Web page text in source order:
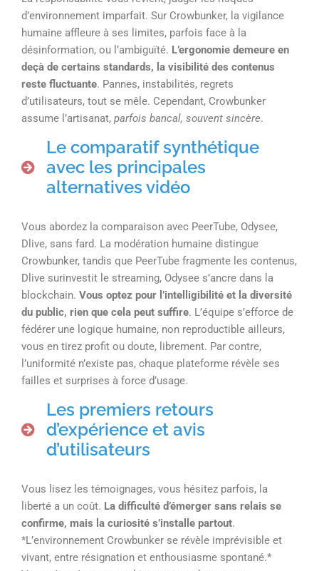
d’environnement imparfait. Sur Crowbunker, la vigilance
humaine affleure à ses limites, parfois face à la
désinformation, ou l’ambiguïté. L’ergonomie demeure en
deçà de certains standards, la visibilité des contenus
reste fluctuante. Pannes, instabilités, regrets
d’utilisateurs, tout se mêle. Cependant, Crowbunker
assume l’artisanat, parfois bancal, souvent sincère.
Le comparatif synthétique
avec les principales
alternatives vidéo
Vous abordez la comparaison avec PeerTube, Odysee,
Dlive, sans fard. La modération humaine distingue
Crowbunker, tandis que PeerTube fragmente les contenus,
Dlive surinvestit le streaming, Odysee s’ancre dans la
blockchain. Vous optez pour l’intelligibilité et la diversité
du public, rien que cela peut suffire. L’équipe s’efforce de
fédérer une logique humaine, non reproductible ailleurs,
vous en tirez profit ou doute, librement. Par contre,
l’uniformité n’existe pas, chaque plateforme révèle ses
failles et surprises à force d’usage.
Les premiers retours
d’expérience et avis
d’utilisateurs
Vous lisez les témoignages, vous hésitez parfois, la
liberté a un coût. La difficulté d’émerger sans relais se
confirme, mais la curiosité s’installe partout.
*L’environnement Crowbunker se révèle imprévisible et
vivant, entre résignation et enthousiasme spontané.*